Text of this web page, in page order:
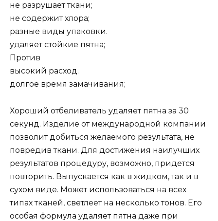
не разрушает ткани;
не содержит хлора;
разные виды упаковки.
удаляет стойкие пятна;
Против
высокий расход.
долгое время замачивания;
Хороший отбеливатель удаляет пятна за 30
секунд. Изделие от международной компании
позволит добиться желаемого результата, не
повредив ткани. Для достижения наилучших
результатов процедуру, возможно, придется
повторить. Выпускается как в жидком, так и в
сухом виде. Может использоваться на всех
типах тканей, светлеет на несколько тонов. Его
особая формула удаляет пятна даже при